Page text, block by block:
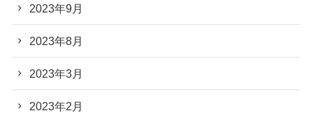
2023年9月
2023年8月
2023年3月
2023年2月